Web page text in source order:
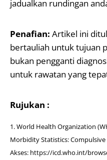
jadualkan rundingan
Penafian: Artikel ini
bertauliah untuk tujuan
bukan pengganti
untuk rawatan yang
Rujukan :
World Health Organization
Morbidity Statistics:
Akses: https://icd.who.int/